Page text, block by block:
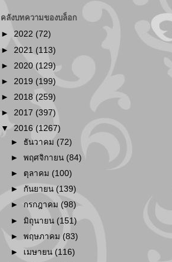
คลังบทความของบล็อก
► 2022 (72)
► 2021 (113)
► 2020 (129)
► 2019 (199)
► 2018 (259)
► 2017 (397)
▼ 2016 (1267)
► ธันวาคม (72)
►พฤศจิกายน (84)
► ตุลาคม (100)
► กันยายน (139)
► กรกฎาคม (98)
►มิถุนายน (151)
►พฤษภาคม (83)
► เมษายน (116)